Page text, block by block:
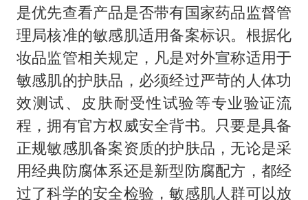
是优先查看产品是否带有国家药品监督管
理局核准的敏感肌适用备案标识。根据化
妆品监管相关规定，凡是对外宣称适用于
敏感肌的护肤品，必须经过严苛的人体功
效测试、皮肤耐受性试验等专业验证流
程，拥有官方权威安全背书。只要是具备
正规敏感肌备案资质的护肤品，无论是采
用经典防腐体系还是新型防腐配方，都经
过了科学的安全检验，敏感肌人群可以放